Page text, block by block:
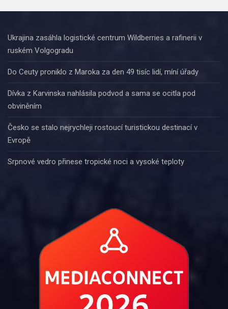
Ukrajina zasáhla logistické centrum Wildberries a rafinerii v
ruském Volgogradu
Do Ceuty proniklo z Maroka za den 49 tisíc lidí, míní úřady
Dívka z Karvinska nahlásila podvod a sama se ocitla pod
obviněním
Česko se stalo nejrychleji rostoucí turistickou destinací v
Evropě
Srpnové vedro přinese tropické noci a vysoké teploty